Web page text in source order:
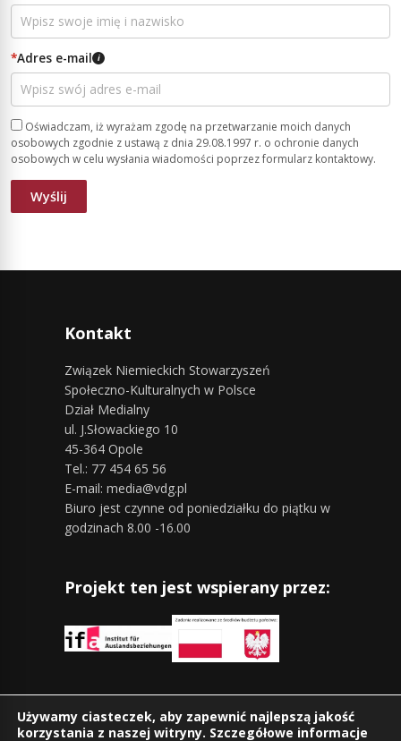
*Adres e-mail i
Oświadczam, iż wyrażam zgodę na przetwarzanie moich danych
osobowych zgodnie z ustawą z dnia 29.08.1997 r. o ochronie danych
osobowych w celu wysłania wiadomości poprzez formularz kontaktowy.
Kontakt
Związek Niemieckich Stowarzyszeń
Społeczno-Kulturalnych w Polsce
Dział Medialny
ul. J.Słowackiego 10
45-364 Opole
Tel.: 77 454 65 56
E-mail: media@vdg.pl
Biuro jest czynne od poniedziałku do piątku w
godzinach 8.00 -16.00
Projekt ten jest wspierany przez:
Znajdziesz nas również na:
Używamy ciasteczek, aby zapewnić najlepszą jakość
korzystania z naszej witryny. Szczegółowe informacje